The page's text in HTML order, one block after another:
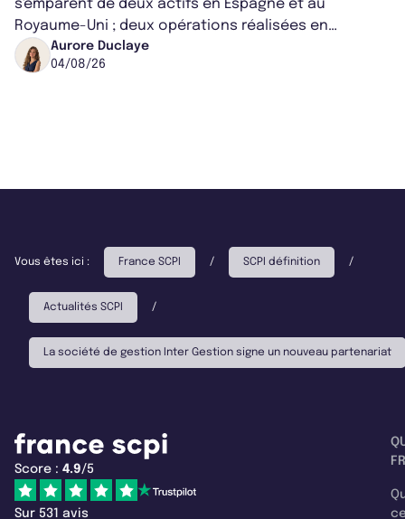
s'emparent de deux actifs en Espagne et au
Royaume-Uni ; deux opérations réalisées en
partenariat. Ces co-acquisitions permettent a...
Aurore Duclaye
04/08/26
Vous êtes ici : France SCPI / SCPI définition /
Actualités SCPI /
La société de gestion Inter Gestion signe un nouveau partenariat
Score : 4.9/5
Sur 531 avis